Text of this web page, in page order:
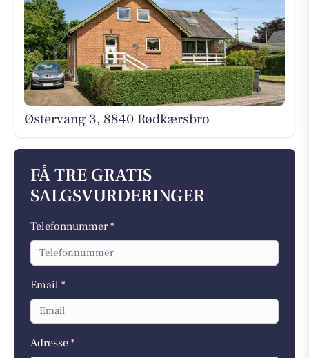
Østervang 3, 8840 Rødkærsbro
FÅ TRE GRATIS
SALGSVURDERINGER
Telefonnummer *
Email *
Adresse *